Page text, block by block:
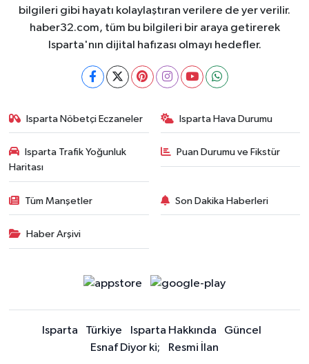
bilgileri gibi hayatı kolaylaştıran verilere de yer verilir.
haber32.com, tüm bu bilgileri bir araya getirerek
Isparta'nın dijital hafızası olmayı hedefler.
Isparta Nöbetçi Eczaneler Isparta Hava Durumu
Isparta Trafik Yoğunluk
Haritası
Puan Durumu ve Fikstür
Tüm Manşetler Son Dakika Haberleri
Haber Arşivi
Isparta Türkiye Isparta Hakkında
Güncel
Esnaf Diyor ki;
Resmi İlan